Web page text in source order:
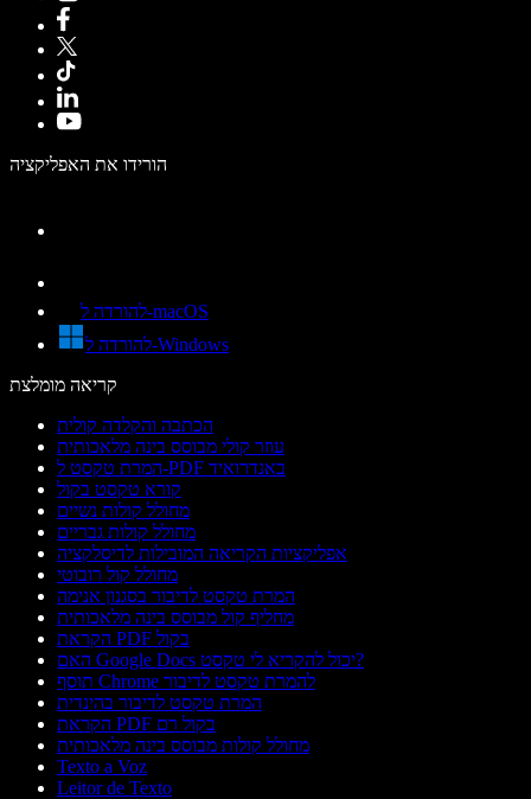
הורידו את האפליקציה
להורדה ל-macOS
להורדה ל-Windows
קריאה מומלצת
הכתבה והקלדה קולית
עוזר קולי מבוסס בינה מלאכותית
המרת טקסט ל-PDF באנדרואיד
קורא טקסט בקול
מחולל קולות נשיים
מחולל קולות גבריים
אפליקציות הקריאה המובילות לדיסלקציה
מחולל קול רובוטי
המרת טקסט לדיבור בסגנון אנימה
מחליף קול מבוסס בינה מלאכותית
הקראת PDF בקול
האם Google Docs יכול להקריא לי טקסט?
תוסף Chrome להמרת טקסט לדיבור
המרת טקסט לדיבור בהינדית
הקראת PDF בקול רם
מחולל קולות מבוסס בינה מלאכותית
Texto a Voz
Leitor de Texto